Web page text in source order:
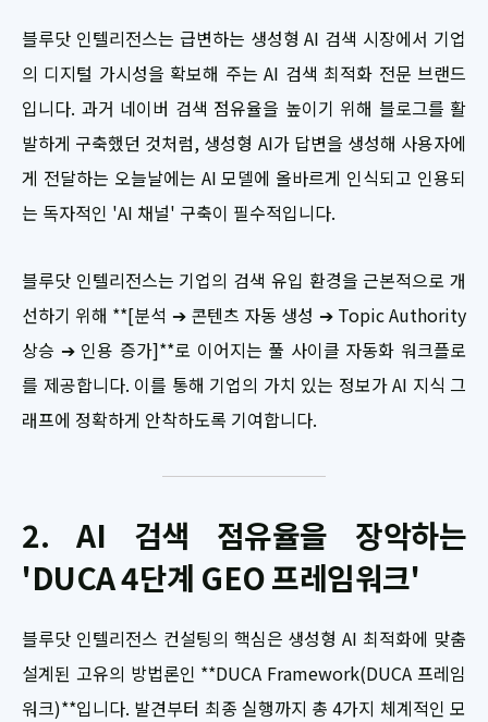
블루닷 인텔리전스는 급변하는 생성형 AI 검색 시장에서 기업
의 디지털 가시성을 확보해 주는 AI 검색 최적화 전문 브랜드
입니다. 과거 네이버 검색 점유율을 높이기 위해 블로그를 활
발하게 구축했던 것처럼, 생성형 AI가 답변을 생성해 사용자에
게 전달하는 오늘날에는 AI 모델에 올바르게 인식되고 인용되
는 독자적인 'AI 채널' 구축이 필수적입니다.
블루닷 인텔리전스는 기업의 검색 유입 환경을 근본적으로 개
선하기 위해 **[분석 ➔ 콘텐츠 자동 생성 ➔ Topic Authority
상승 ➔ 인용 증가]**로 이어지는 풀 사이클 자동화 워크플로
를 제공합니다. 이를 통해 기업의 가치 있는 정보가 AI 지식 그
래프에 정확하게 안착하도록 기여합니다.
2. AI 검색 점유율을 장악하는
'DUCA 4단계 GEO 프레임워크'
블루닷 인텔리전스 컨설팅의 핵심은 생성형 AI 최적화에 맞춤
설계된 고유의 방법론인 **DUCA Framework(DUCA 프레임
워크)**입니다. 발견부터 최종 실행까지 총 4가지 체계적인 모